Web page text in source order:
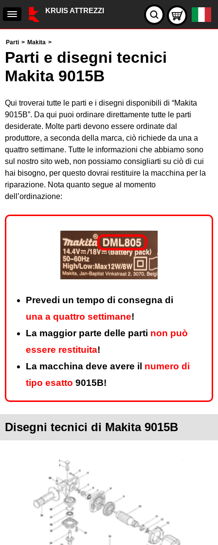
KRUIS ATTREZZI
Parti > Makita >
Parti e disegni tecnici
Makita 9015B
Qui troverai tutte le parti e i disegni disponibili di “Makita
9015B”. Da qui puoi ordinare direttamente tutte le parti
desiderate. Molte parti devono essere ordinate dal
produttore, a seconda della marca, ciò richiede da una a
quattro settimane. Tutte le informazioni che abbiamo sono
sul nostro sito web, non possiamo consigliarti su ciò di cui
hai bisogno, per questo dovrai restituire la macchina per la
riparazione. Nota quanto segue al momento
dell’ordinazione:
Prevedi un tempo di consegna di
una a quattro settimane!
La maggior parte delle parti non può
essere restituita!
La macchina deve avere il numero di
tipo esatto 9015B!
Disegni tecnici di Makita 9015B